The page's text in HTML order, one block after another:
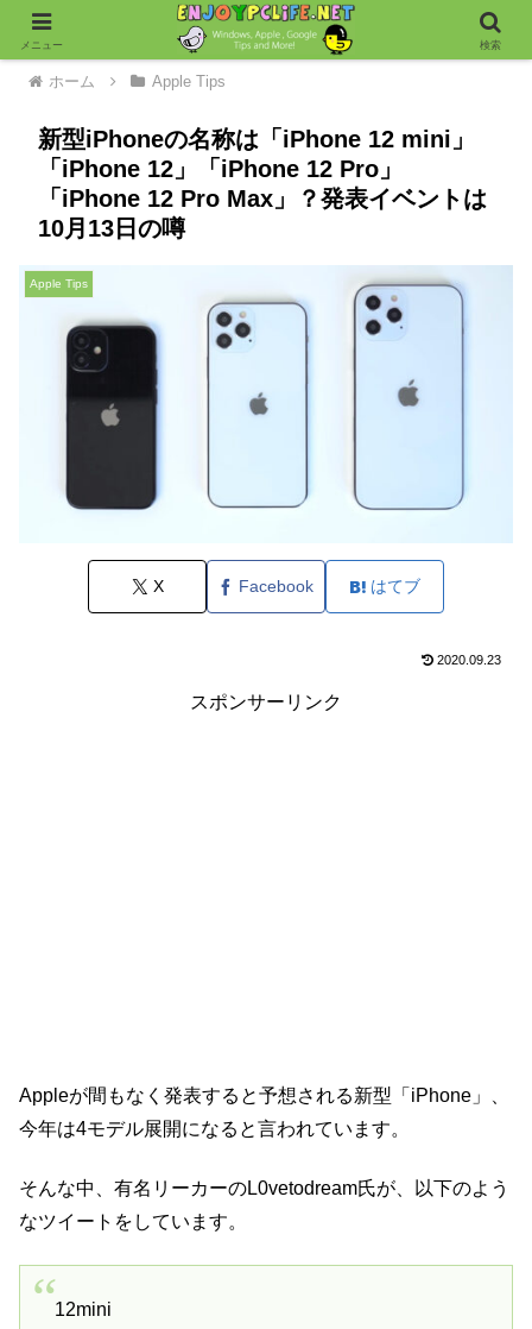
ホーム Apple Tips
新型iPhoneの名称は「iPhone 12 mini」
「iPhone 12」「iPhone 12 Pro」
「iPhone 12 Pro Max」？発表イベントは
10月13日の噂
Apple Tips
X Facebook はてブ
2020.09.23
スポンサーリンク
Appleが間もなく発表すると予想される新型「iPhone」、
今年は4モデル展開になると言われています。
そんな中、有名リーカーのL0vetodream氏が、以下のよう
なツイートをしています。
12mini
メニュー 検索